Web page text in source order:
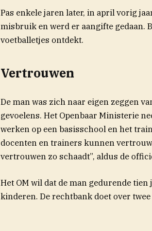
Pas enkele jaren later, in april vorig
misbruik en werd er aangifte gedaan.
voetballetjes ontdekt.
Vertrouwen
De man was zich naar eigen zeggen
gevoelens. Het Openbaar Ministerie
werken op een basisschool en het
docenten en trainers kunnen
vertrouwen zo schaadt”, aldus de
Het OM wil dat de man gedurende
kinderen. De rechtbank doet over